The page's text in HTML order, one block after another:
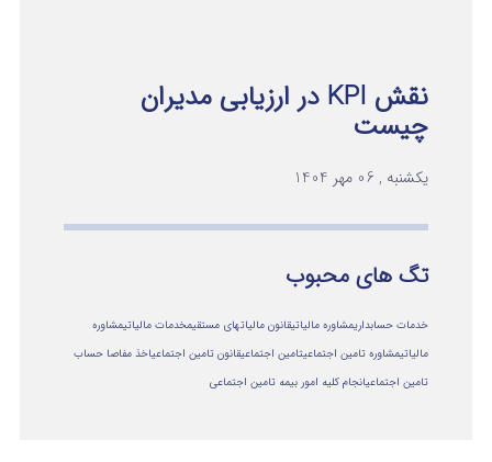
نقش KPI در ارزیابی مدیران
چیست
یکشنبه , 06 مهر 1404
تگ های محبوب
خدمات حسابداریمشاوره مالیاتیقانون مالیاتهای مستقیمخدمات مالیاتیمشاوره
مالياتيمشاوره تامین اجتماعیتامین اجتماعیقانون تامین اجتماعیاخذ مفاصا حساب
تامین اجتماعیانجام کلیه امور بیمه تامین اجتماعی